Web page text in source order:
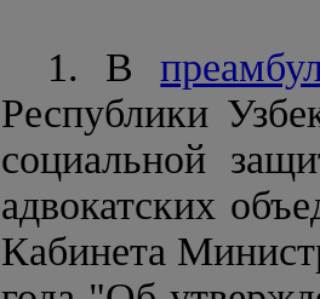
1. В
Республики
социальной
адвокатских
Кабинета